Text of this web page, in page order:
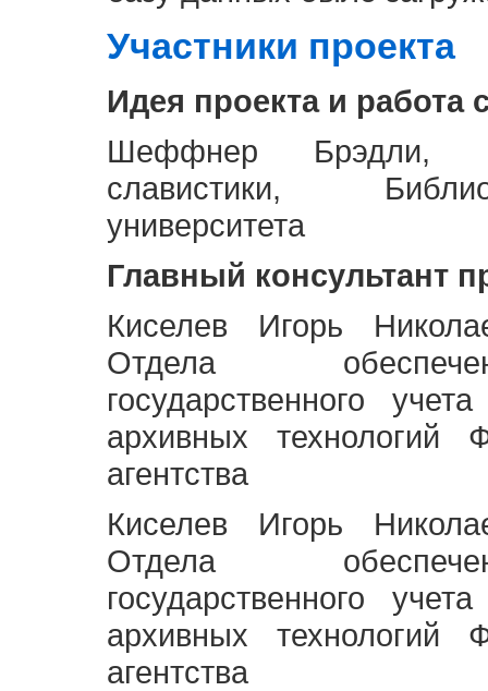
Участники проекта
Идея проекта и работа
Шеффнер Брэдли,
славистики,
университета
Главный консультант
Киселев Игорь
Отдела
государственного
архивных технологий
агентства
Киселев Игорь
Отдела
государственного
архивных технологий
агентства